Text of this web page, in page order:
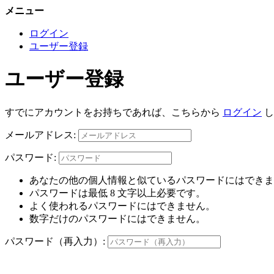
メニュー
ログイン
ユーザー登録
ユーザー登録
すでにアカウントをお持ちであれば、こちらから ログイン
メールアドレス:
パスワード:
あなたの他の個人情報と似ているパスワードにはできま
パスワードは最低 8 文字以上必要です。
よく使われるパスワードにはできません。
数字だけのパスワードにはできません。
パスワード（再入力）: